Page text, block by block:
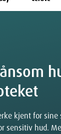
kjent for
sensitiv hud.